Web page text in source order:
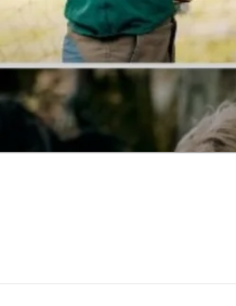
Hoppa
till
innehåll